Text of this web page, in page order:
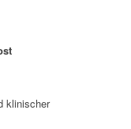
klinischer